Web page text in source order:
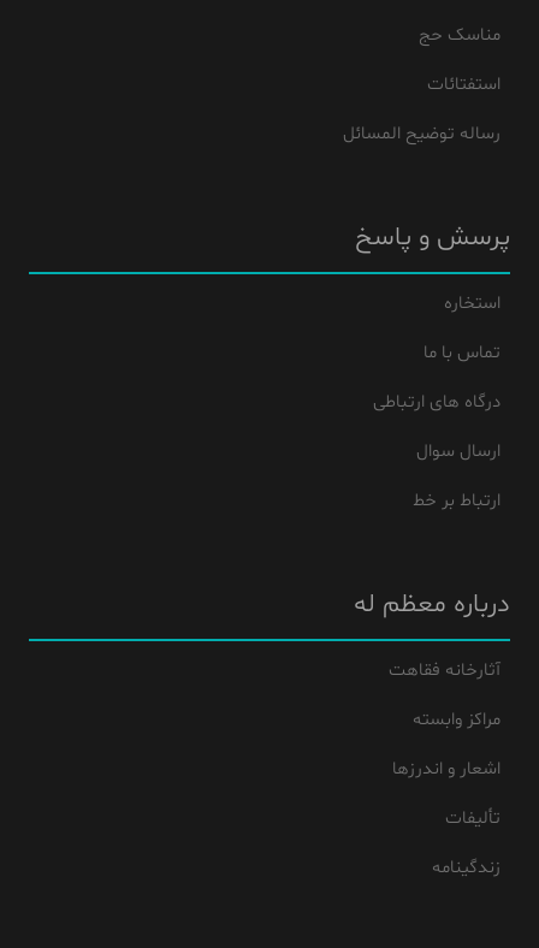
مناسک حج
استفتائات
رساله توضیح المسائل
پرسش و پاسخ
استخاره
تماس با ما
درگاه های ارتباطی
ارسال سوال
ارتباط بر خط
درباره معظم له
آثارخانه فقاهت
مراکز وابسته
اشعار و اندرزها
تألیفات
زندگینامه